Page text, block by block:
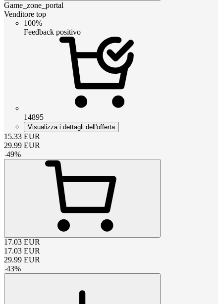
Game_zone_portal
Venditore top
100%
Feedback positivo
14895
Visualizza i dettagli dell'offerta
15.33 EUR
29.99 EUR
-49%
17.03 EUR
17.03 EUR
29.99 EUR
-43%